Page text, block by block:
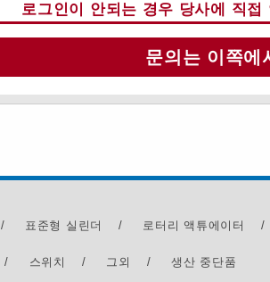
로그인이 안되는 경우 당사에 직접
문의는 이쪽에
/ 표준형 실린더 / 로터리 액튜에이터 /
/ 스위치 / 그외 / 생산 중단품